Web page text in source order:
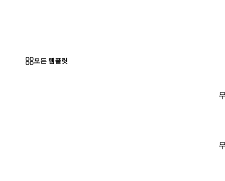
모든 템플릿